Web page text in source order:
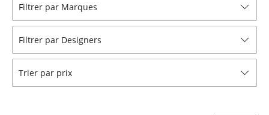
Chaises et Tabourets de bar
Bancs & Chaises longues
Poufs poires
Filtrer par Marques
Filtrer par Designers
Trier par prix